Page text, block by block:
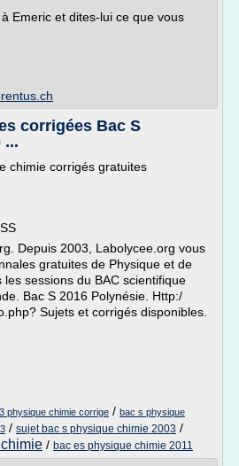
Emeric et dites-lui ce que vous
corrigées Bac S
...
chimie corrigés gratuites
Depuis 2003, Labolycee.org vous
gratuites de Physique et de
sessions du BAC scientifique
Bac S 2016 Polynésie. Http:/
Sujets et corrigés disponibles.
physique chimie corrige / bac s physique
/ sujet bac s physique chimie 2003 /
/ bac es physique chimie 2011